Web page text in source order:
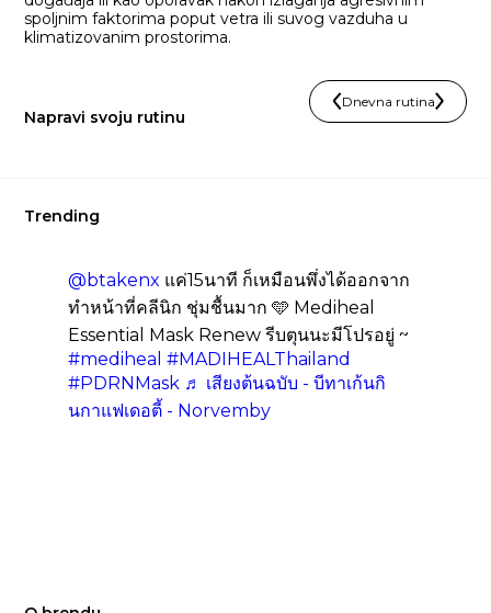
spoljnim faktorima poput vetra ili suvog vazduha u
klimatizovanim prostorima.
Napravi svoju rutinu
Dnevna rutina
Trending
@btakenx แค่15นาที ก็เหมือนพึ่งได้ออกจาก
ทำหน้าที่คลีนิก ชุ่มชื้นมาก 🩵 Mediheal
Essential Mask Renew รีบตุนนะมีโปรอยู่ ~
#mediheal #MADIHEALThailand
#PDRNMask ♬ เสียงต้นฉบับ - บีทาเก้นกิ
นกาแฟเดอตี้ - Norvemby